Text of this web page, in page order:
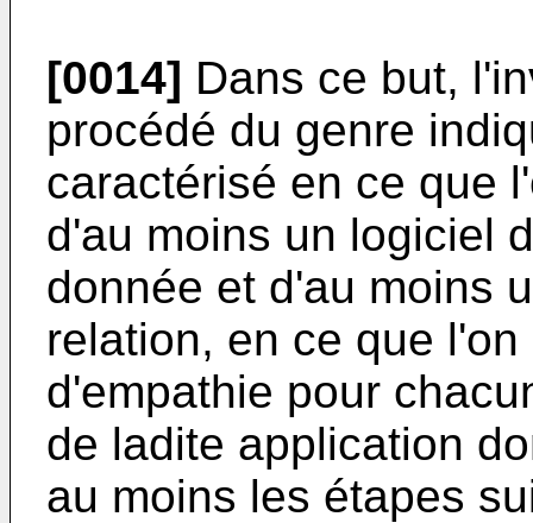
[0014] Dans ce but,
procédé du genre
caractérisé en ce que
d'au moins un logiciel
donnée et d'au moins
relation, en ce que
d'empathie pour
de ladite application
au moins les étapes